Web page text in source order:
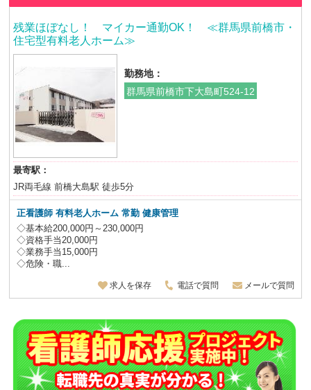
残業ほぼなし！ マイカー通勤OK！ ≪群馬県前橋市・
住宅型有料老人ホーム≫
勤務地：
群馬県前橋市下大島町524-12
最寄駅：
JR両毛線 前橋大島駅 徒歩5分
正看護師有料老人ホーム 常勤 健康管理
◇基本給200,000円～230,000円
◇資格手当20,000円
◇業務手当15,000円
◇危険・職...
求人を保存 電話で質問 メールで質問